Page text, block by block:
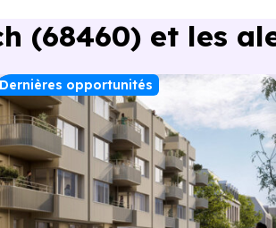
16 min à pied
à pied
.
(68460) et les
Dernières opportunités